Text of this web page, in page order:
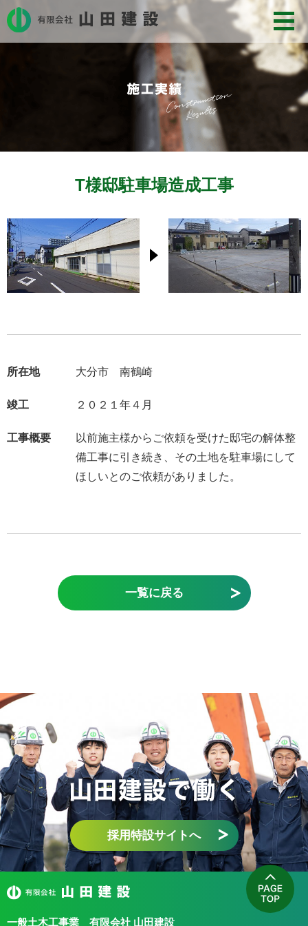
T様邸駐車場造成工事
所在地 大分市 南鶴崎
竣工 ２０２１年４月
工事概要
以前施主様からご依頼を受けた邸宅の解体整
備工事に引き続き、その土地を駐車場にして
ほしいとのご依頼がありました。
一覧に戻る
採用特設サイトへ
一般土木工事業 有限会社 山田建設